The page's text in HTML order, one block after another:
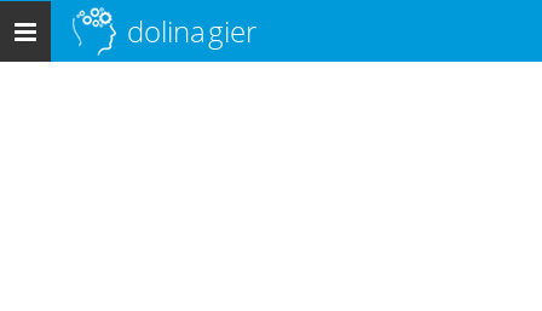
Menu
główne
dolinagier